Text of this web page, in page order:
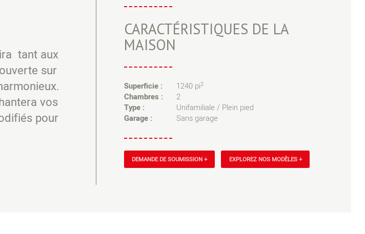
tant aux
sur
vos
pour
CARACTÉRISTIQUES DE LA
MAISON
Superficie :
Chambres :
Type :
Garage :
1240 pi2
2
Unifamiliale / Plein pied
Sans garage
DEMANDE DE SOUMISSION + EXPLOREZ NOS MODÈLES +